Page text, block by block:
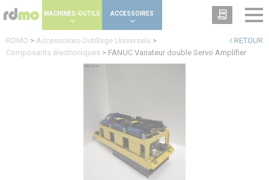
MACHINES-OUTILS ACCESSOIRES
RETOUR
RDMO > Accessoires-Outillage Universels >
Composants électroniques > FANUC Variateur double Servo Amplifier